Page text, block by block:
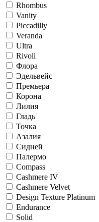
Rhombus
Vanity
Piccadilly
Veranda
Ultra
Rivoli
Флора
Эдельвейс
Премьера
Корона
Лилия
Гладь
Точка
Азалия
Сидней
Палермо
Compass
Cashmere IV
Cashmere Velvet
Design Texture Platinum
Endurance
Solid